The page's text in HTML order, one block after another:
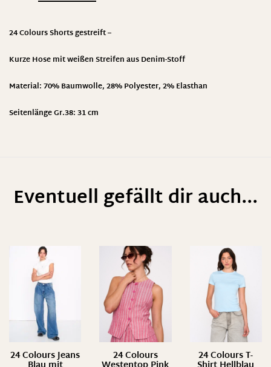
24 Colours Shorts gestreift –
Kurze Hose mit weißen Streifen aus Denim-Stoff
Material: 70% Baumwolle, 28% Polyester, 2% Elasthan
Seitenlänge Gr.38: 31 cm
Eventuell gefällt dir auch...
24 Colours Jeans 24 Colours 24 Colours T-